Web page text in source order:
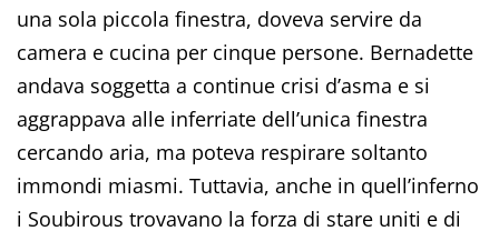
una sola piccola finestra, doveva servire da
camera e cucina per cinque persone. Bernadette
andava soggetta a continue crisi d’asma e si
aggrappava alle inferriate dell’unica finestra
cercando aria, ma poteva respirare soltanto
immondi miasmi. Tuttavia, anche in quell’inferno
i Soubirous trovavano la forza di stare uniti e di